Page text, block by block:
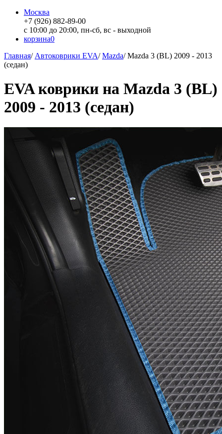
Москва
+7 (926) 882-89-00
с 10:00 до 20:00, пн-сб, вс - выходной
корзина0
Главная/ Автоковрики EVA/Mazda/Mazda 3 (BL) 2009 - 2013
(седан)
EVA коврики на Mazda 3 (BL)
2009 - 2013 (седан)